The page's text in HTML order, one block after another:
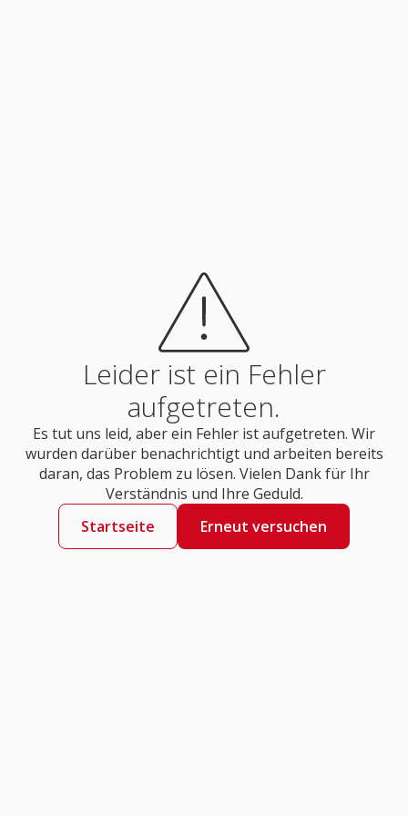
Leider ist ein Fehler
aufgetreten.
Es tut uns leid, aber ein Fehler ist aufgetreten. Wir
wurden darüber benachrichtigt und arbeiten bereits
daran, das Problem zu lösen. Vielen Dank für Ihr
Verständnis und Ihre Geduld.
Startseite
Erneut versuchen